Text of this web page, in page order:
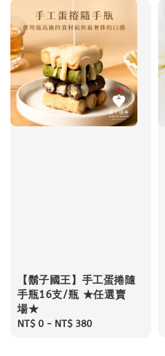
【鬍子國王】手工蛋捲隨
手瓶16支/瓶 ★任選賣
場★
Regular
NT$ 0 - NT$ 380